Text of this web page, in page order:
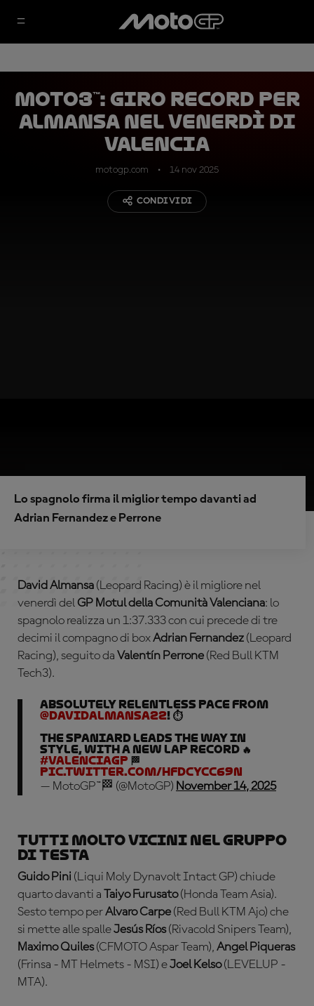
Moto3™: giro record per
Almansa nel venerdì di
Valencia
motogp.com 14 nov 2025
CONDIVIDI
Lo spagnolo firma il miglior tempo davanti ad
Adrian Fernandez e Perrone
David Almansa (Leopard Racing) è il migliore nel
venerdì delGP Motul della Comunità Valenciana: lo
spagnolo realizza un 1:37.333 con cui precede di tre
decimi il compagno di boxAdrian Fernandez (Leopard
Racing), seguito da Valentín Perrone (Red Bull KTM
Tech3).
Absolutely RELENTLESS pace from
@DavidAlmansa22! ⏱️
The Spaniard leads the way in
style, with a new lap record 🔥
#ValenciaGP 🏁
pic.twitter.com/hfDcYCc69n
— MotoGP™🏁 (@MotoGP) November 14, 2025
Tutti molto vicini nel gruppo
di testa
Guido Pini (Liqui Moly Dynavolt Intact GP) chiude
quarto davanti a Taiyo Furusato(Honda Team Asia).
Sesto tempo perAlvaro Carpe (Red Bull KTM Ajo) che
si mette alle spalleJesús Ríos(Rivacold Snipers Team),
Maximo Quiles(CFMOTO Aspar Team), Angel Piqueras
(Frinsa - MT Helmets - MSI) eJoel Kelso(LEVELUP -
MTA).